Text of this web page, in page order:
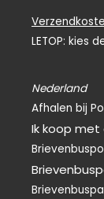
b
o
o
LETOP: kies
Nederland
Afhalen bij
Ik koop